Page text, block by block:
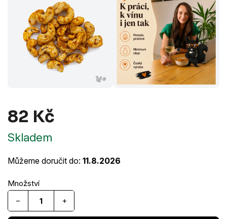
82 Kč
Skladem
Můžeme doručit do: 11.8.2026
+
−